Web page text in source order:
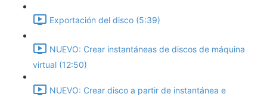
Exportación del disco (5:39)
NUEVO: Crear instantáneas de discos de máquina
virtual (12:50)
NUEVO: Crear disco a partir de instantánea e